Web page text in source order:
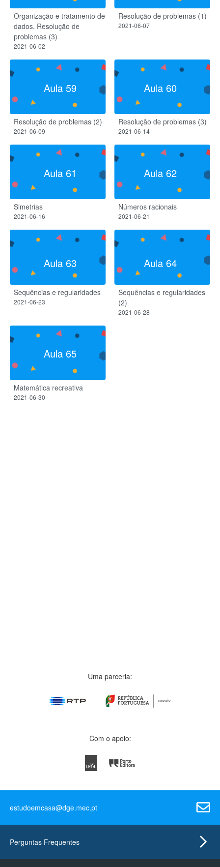
Organização e tratamento de
dados. Resolução de
problemas (3)
2021-06-02
Resolução de problemas (1)
2021-06-07
Aula 59
Resolução de problemas (2)
2021-06-09
Aula 60
Resolução de problemas (3)
2021-06-14
Aula 61
Simetrias
2021-06-16
Aula 62
Números racionais
2021-06-21
Aula 63
Sequências e regularidades
2021-06-23
Aula 64
Sequências e regularidades
(2)
2021-06-28
Aula 65
Matemática recreativa
2021-06-30
Uma parceria:
Com o apoio:
estudoemcasa@dge.mec.pt
Perguntas Frequentes